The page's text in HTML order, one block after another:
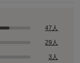
ったり。おしゃれゴ
47人
29人
3人